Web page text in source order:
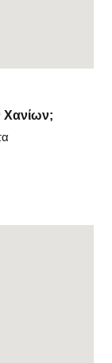
Χανίων;